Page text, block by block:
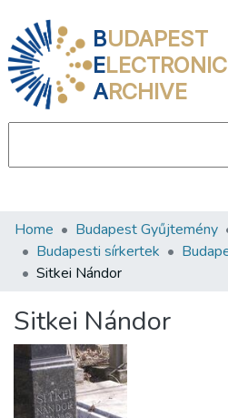
BUDAPEST
ELECTRONIC
ARCHIVE
Communities & Collections
All of DSpace
About us
Home Budapest Gyűjtemény
Budapesti sírkertek
Sitkei Nándor
Sitkei Nándor